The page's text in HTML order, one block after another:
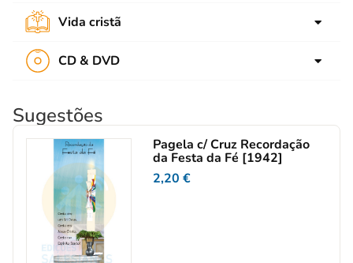
Formação de Catequistas
Tempo livre
Páscoa
Devoção
Sacramentos
Maria e santos
MúsicaVida cristã
Cultura cristã
Propostas pastorais
CD & DVD
DVD
Sugestões
Pagela c/ Cruz Recordação
da Festa da Fé [1942]
2,20 €